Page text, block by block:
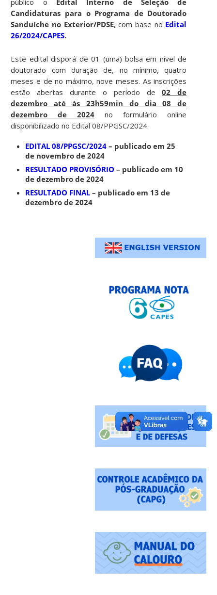
Candidaturas para o Programa de Doutorado
Sanduíche no Exterior/PDSE, com base no Edital
26/2024/CAPES.
Este edital disporá de 01 (uma) bolsa em nível de
doutorado com duração de, no mínimo, quatro
meses e de no máximo, nove meses. As inscrições
estão abertas durante o período de02 de
dezembro até às 23h59min do dia 08 de
dezembro de 2024 no formulário online
disponibilizado no Edital 08/PPGSC/2024.
EDITAL 08/PPGSC/2024 – publicado em 25
de novembro de 2024
RESULTADO PROVISÓRIO – publicado em 10
de dezembro de 2024
RESULTADO FINAL – publicado em 13 de
dezembro de 2024